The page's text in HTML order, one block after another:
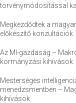
törvénymódosítással
Megkezdődtek a
előkészítő konzultációk
Az MI-gazdaság –
kormányzási kihívások
Mesterséges
menedzsmentben –
kihívások